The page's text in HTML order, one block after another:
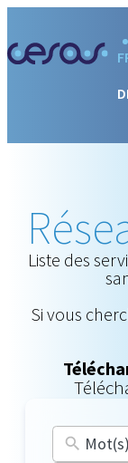
Liste des
Si vous